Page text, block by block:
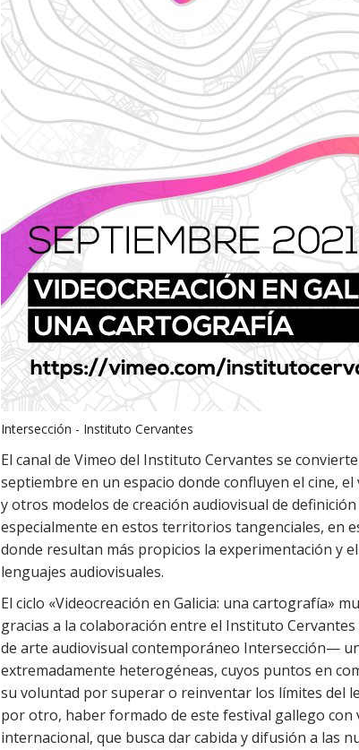
Intersección - Instituto Cervantes
El canal de Vimeo del Instituto Cervantes se
septiembre en un espacio donde confluyen el cine,
y otros modelos de creación audiovisual de
especialmente en estos territorios tangenciales, en
donde resultan más propicios la experimentación y
lenguajes audiovisuales.
El ciclo «Videocreación en Galicia: una cartografía»
gracias a la colaboración entre el Instituto
de arte audiovisual contemporáneo Intersección—
extremadamente heterogéneas, cuyos puntos en
su voluntad por superar o reinventar los límites del
por otro, haber formado de este festival gallego con
internacional, que busca dar cabida y difusión a las